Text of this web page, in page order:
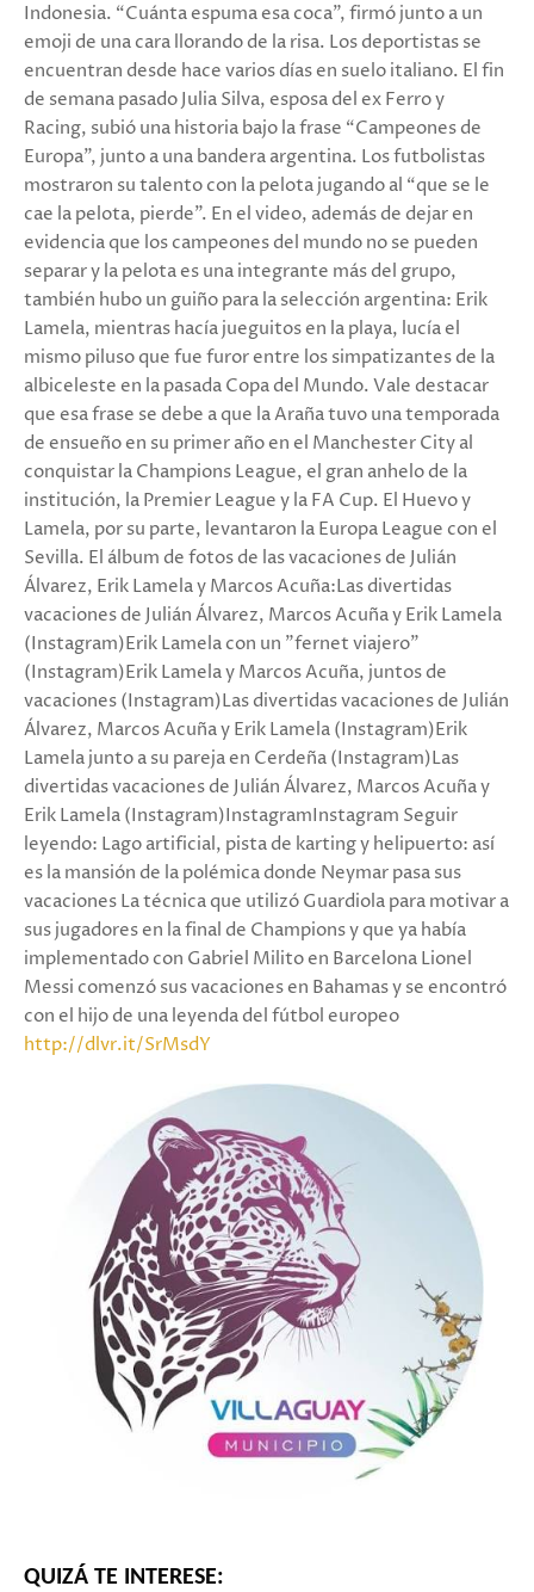
Indonesia. “Cuánta espuma esa coca”, firmó junto a un
emoji de una cara llorando de la risa. Los deportistas se
encuentran desde hace varios días en suelo italiano. El fin
de semana pasado Julia Silva, esposa del ex Ferro y
Racing, subió una historia bajo la frase “Campeones de
Europa”, junto a una bandera argentina. Los futbolistas
mostraron su talento con la pelota jugando al “que se le
cae la pelota, pierde”. En el video, además de dejar en
evidencia que los campeones del mundo no se pueden
separar y la pelota es una integrante más del grupo,
también hubo un guiño para la selección argentina: Erik
Lamela, mientras hacía jueguitos en la playa, lucía el
mismo piluso que fue furor entre los simpatizantes de la
albiceleste en la pasada Copa del Mundo. Vale destacar
que esa frase se debe a que la Araña tuvo una temporada
de ensueño en su primer año en el Manchester City al
conquistar la Champions League, el gran anhelo de la
institución, la Premier League y la FA Cup. El Huevo y
Lamela, por su parte, levantaron la Europa League con el
Sevilla. El álbum de fotos de las vacaciones de Julián
Álvarez, Erik Lamela y Marcos Acuña:Las divertidas
vacaciones de Julián Álvarez, Marcos Acuña y Erik Lamela
(Instagram)Erik Lamela con un "fernet viajero"
(Instagram)Erik Lamela y Marcos Acuña, juntos de
vacaciones (Instagram)Las divertidas vacaciones de Julián
Álvarez, Marcos Acuña y Erik Lamela (Instagram)Erik
Lamela junto a su pareja en Cerdeña (Instagram)Las
divertidas vacaciones de Julián Álvarez, Marcos Acuña y
Erik Lamela (Instagram)InstagramInstagram Seguir
leyendo: Lago artificial, pista de karting y helipuerto: así
es la mansión de la polémica donde Neymar pasa sus
vacaciones La técnica que utilizó Guardiola para motivar a
sus jugadores en la final de Champions y que ya había
implementado con Gabriel Milito en Barcelona Lionel
Messi comenzó sus vacaciones en Bahamas y se encontró
con el hijo de una leyenda del fútbol europeo
http://dlvr.it/SrMsdY
QUIZÁ TE INTERESE: